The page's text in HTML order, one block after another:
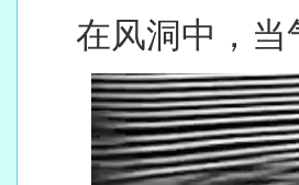
在风洞中，当